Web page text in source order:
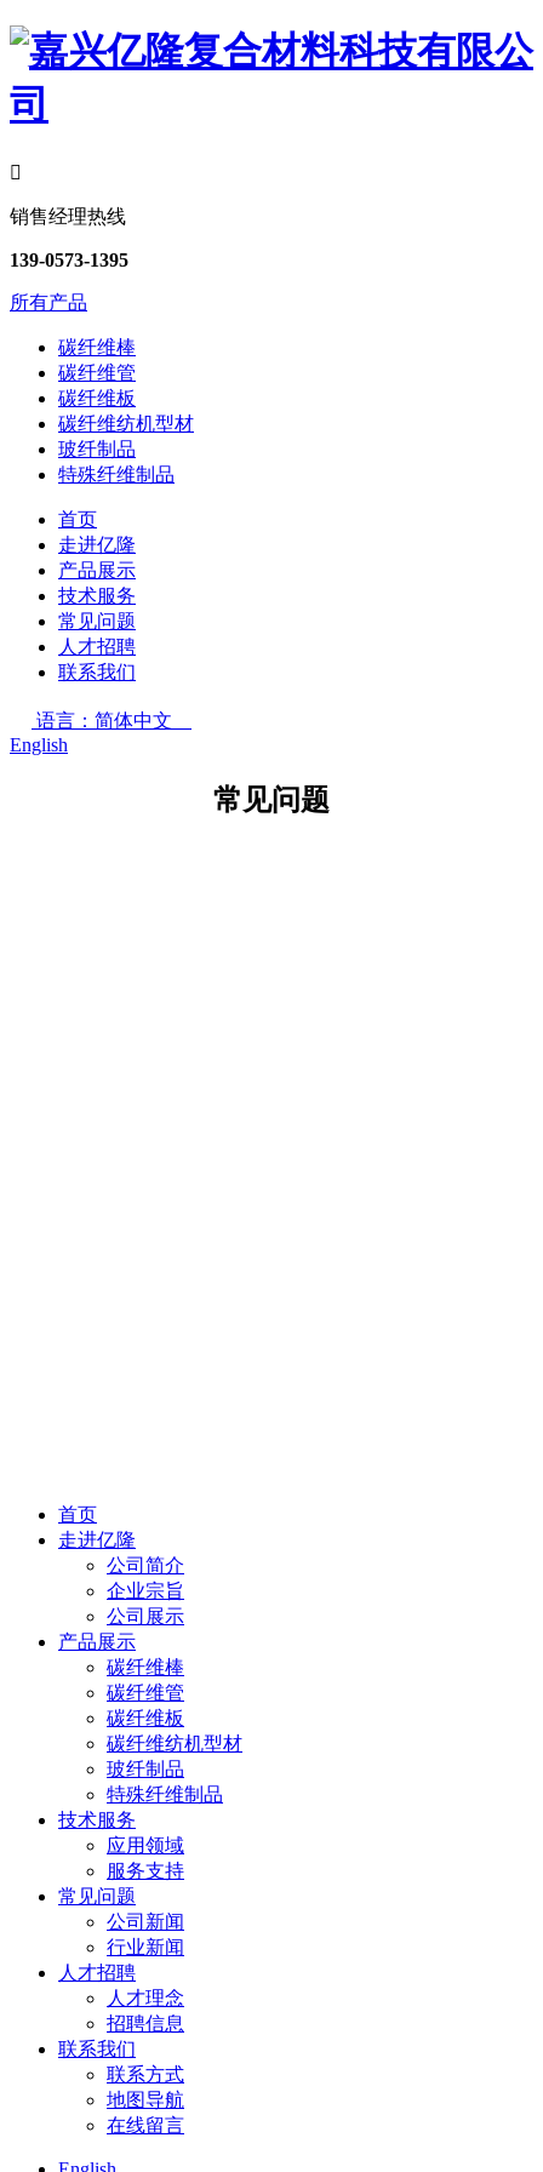

销售经理热线
139-0573-1395
所有产品
碳纤维棒
碳纤维管
碳纤维板
碳纤维纺机型材
玻纤制品
特殊纤维制品
首页
走进亿隆
产品展示
技术服务
常见问题
人才招聘
联系我们
语言：简体中文
English
常见问题
首页
走进亿隆
公司简介
企业宗旨
公司展示
产品展示
碳纤维棒
碳纤维管
碳纤维板
碳纤维纺机型材
玻纤制品
特殊纤维制品
技术服务
应用领域
服务支持
常见问题
公司新闻
行业新闻
人才招聘
人才理念
招聘信息
联系我们
联系方式
地图导航
在线留言